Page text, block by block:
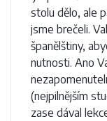
stolu dělo, ale
jsme brečeli.
španělštiny,
nutnosti. Ano
(nejpilnějším
zase dával